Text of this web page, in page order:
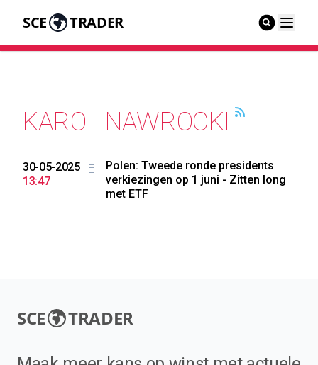
SCE TRADER
KAROL NAWROCKI
30-05-2025
13:47
Polen: Tweede ronde presidents
verkiezingen op 1 juni - Zitten long
met ETF
SCE TRADER